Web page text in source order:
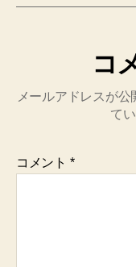
コ
メールアドレスが公
て
コメント *